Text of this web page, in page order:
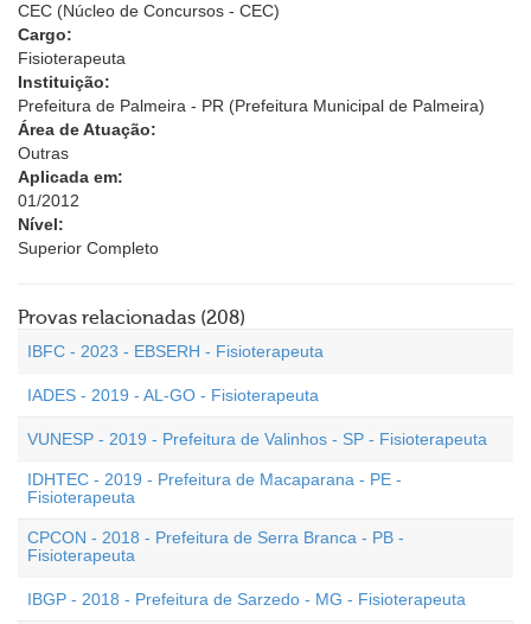
CEC (Núcleo de Concursos - CEC)
Cargo:
Fisioterapeuta
Instituição:
Prefeitura de Palmeira - PR (Prefeitura Municipal de Palmeira)
Área de Atuação:
Outras
Aplicada em:
01/2012
Nível:
Superior Completo
Provas relacionadas (208)
IBFC - 2023 - EBSERH - Fisioterapeuta
IADES - 2019 - AL-GO - Fisioterapeuta
VUNESP - 2019 - Prefeitura de Valinhos - SP - Fisioterapeuta
IDHTEC - 2019 - Prefeitura de Macaparana - PE -
Fisioterapeuta
CPCON - 2018 - Prefeitura de Serra Branca - PB -
Fisioterapeuta
IBGP - 2018 - Prefeitura de Sarzedo - MG - Fisioterapeuta